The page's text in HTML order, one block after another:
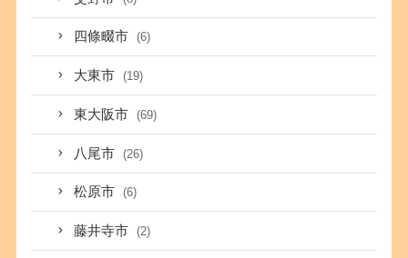
四條畷市 (6)
大東市 (19)
東大阪市 (69)
八尾市 (26)
松原市 (6)
藤井寺市 (2)